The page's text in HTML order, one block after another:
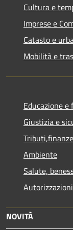
Cultura e
Imprese e
Catasto e
Mobilità e
Educazione e
Giustizia e
Ambiente
Salute,
Autorizzazioni
NOVITÀ